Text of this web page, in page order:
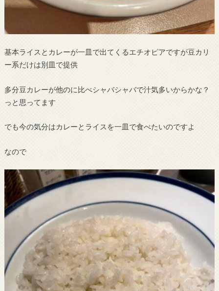
基本ライスとカレーが一皿で出てくるエチオピアですが豆カリ
ー系だけは別皿で提供
多分豆カレーが他のに比べシャバシャバで汁気多いからかな？
っと思ってます
でも今の気分はカレーとライスを一皿で食べたいのですよ
なので